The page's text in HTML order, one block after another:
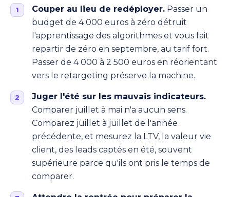
Couper au lieu de redéployer. Passer un
budget de 4 000 euros à zéro détruit
l'apprentissage des algorithmes et vous fait
repartir de zéro en septembre, au tarif fort.
Passer de 4 000 à 2 500 euros en réorientant
vers le retargeting préserve la machine.
Juger l'été sur les mauvais indicateurs.
Comparer juillet à mai n'a aucun sens.
Comparez juillet à juillet de l'année
précédente, et mesurez la LTV, la valeur vie
client, des leads captés en été, souvent
supérieure parce qu'ils ont pris le temps de
comparer.